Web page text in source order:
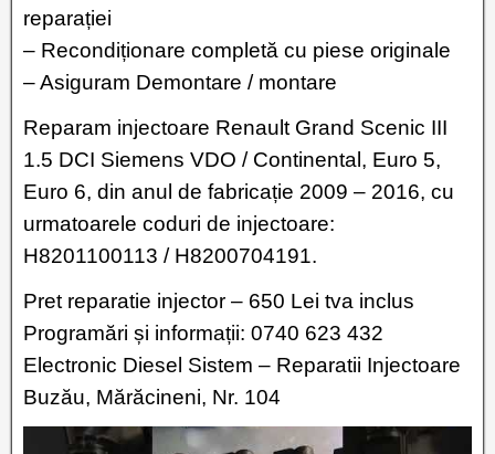
reparației
– Recondiționare completă cu piese originale
– Asiguram Demontare / montare
Reparam injectoare Renault Grand Scenic III
1.5 DCI Siemens VDO / Continental, Euro 5,
Euro 6, din anul de fabricație 2009 – 2016, cu
urmatoarele coduri de injectoare:
H8201100113 / H8200704191.
Pret reparatie injector – 650 Lei tva inclus
Programări și informații: 0740 623 432
Electronic Diesel Sistem – Reparatii Injectoare
Buzău, Mărăcineni, Nr. 104